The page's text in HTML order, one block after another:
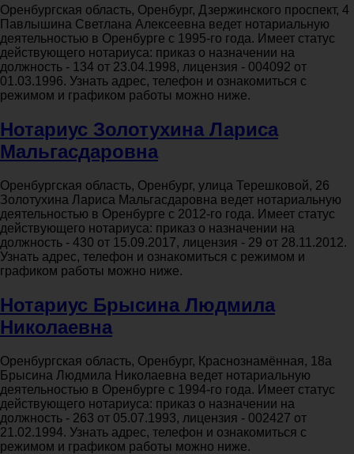
Оренбургская область, Оренбург, Дзержинского проспект, 4
Павлышина Светлана Алексеевна ведет нотариальную
деятельностью в Оренбурге с 1995-го года. Имеет статус
действующего нотариуса: приказ о назначении на
должность - 134 от 23.04.1998, лицензия - 004092 от
01.03.1996. Узнать адрес, телефон и ознакомиться с
режимом и графиком работы можно ниже.
Нотариус Золотухина Лариса
Мальгасдаровна
Оренбургская область, Оренбург, улица Терешковой, 26
Золотухина Лариса Мальгасдаровна ведет нотариальную
деятельностью в Оренбурге с 2012-го года. Имеет статус
действующего нотариуса: приказ о назначении на
должность - 430 от 15.09.2017, лицензия - 29 от 28.11.2012.
Узнать адрес, телефон и ознакомиться с режимом и
графиком работы можно ниже.
Нотариус Брысина Людмила
Николаевна
Оренбургская область, Оренбург, Краснознамённая, 18а
Брысина Людмила Николаевна ведет нотариальную
деятельностью в Оренбурге с 1994-го года. Имеет статус
действующего нотариуса: приказ о назначении на
должность - 263 от 05.07.1993, лицензия - 002427 от
21.02.1994. Узнать адрес, телефон и ознакомиться с
режимом и графиком работы можно ниже.